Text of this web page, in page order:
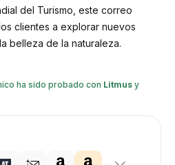
del Turismo, este correo
clientes a explorar nuevos
belleza de la naturaleza.
ha sido probado con Litmus y